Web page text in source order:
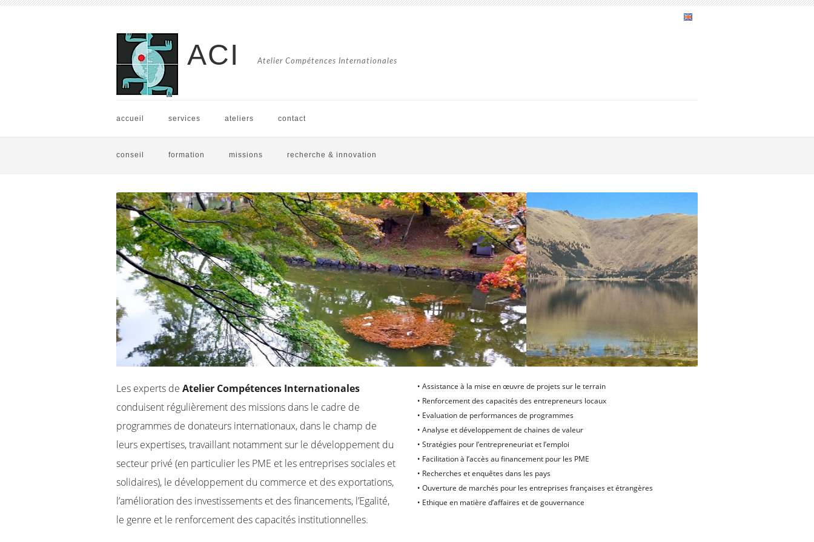
ACI Atelier Compétences Internationales
accueil services
conseil formation missions recherche & innovation
ateliers contact
Les experts de Atelier Compétences Internationales
conduisent régulièrement des missions dans le cadre de
programmes de donateurs internationaux, dans le champ de
leurs expertises, travaillant notamment sur le développement du
secteur privé (en particulier les PME et les entreprises sociales et
solidaires), le développement du commerce et des exportations,
l’amélioration des investissements et des financements, l’Egalité,
le genre et le renforcement des capacités institutionnelles.
• Assistance à la mise en œuvre de projets sur le terrain
• Renforcement des capacités des entrepreneurs locaux
• Evaluation de performances de programmes
• Analyse et développement de chaines de valeur
• Stratégies pour l’entrepreneuriat et l’emploi
• Facilitation à l’accès au financement pour les PME
• Recherches et enquêtes dans les pays
• Ouverture de marchés pour les entreprises françaises et étrangères
• Ethique en matière d’affaires et de gouvernance